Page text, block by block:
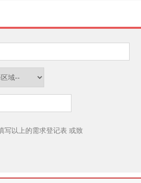
写以上的需求登记表 或致